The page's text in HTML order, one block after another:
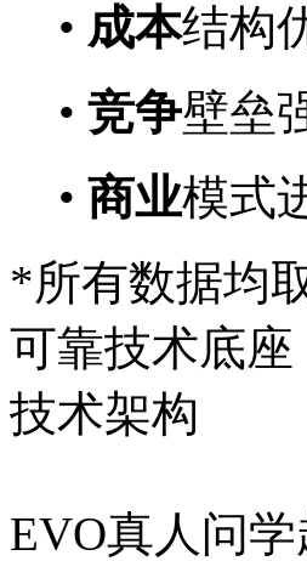
• 成本结构
• 竞争壁垒
• 商业模式
*所有数据均
可靠技术底座
技术架构
EVO真人问